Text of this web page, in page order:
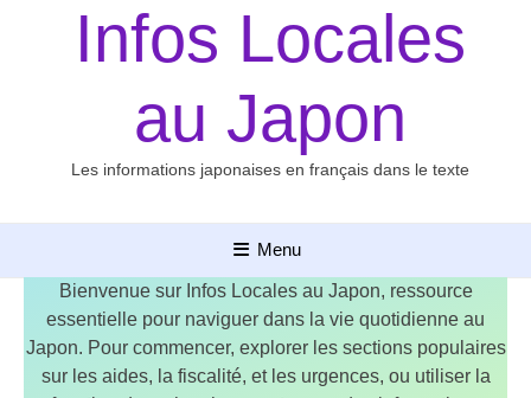
Infos Locales
au Japon
Les informations japonaises en français dans le texte
Menu
Bienvenue sur Infos Locales au Japon, ressource
essentielle pour naviguer dans la vie quotidienne au
Japon. Pour commencer, explorer les sections populaires
sur les aides, la fiscalité, et les urgences, ou utiliser la